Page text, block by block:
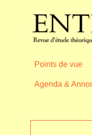
Points de vue
Agenda &